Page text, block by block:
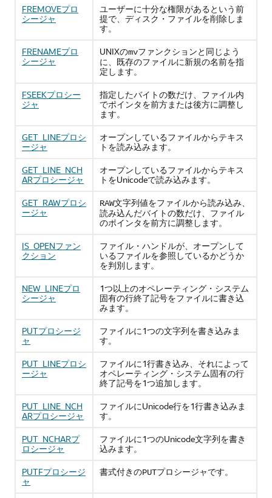
FREMOVEプロ
シージャ
ユーザーに十分な権限があるという前
提で、ディスク・ファイルを削除しま
す。
FRENAMEプロ
シージャ
UNIXのmvファンクションと同じよう
に、既存のファイルに新規の名前を指
定します。
FSEEKプロシー
ジャ
指定したバイトの数だけ、ファイル内
でポインタを前方または後方に調整し
ます。
GET_LINEプロシ
ージャ
オープンしているファイルからテキス
トを読み込みます。
GET_LINE_NCH
ARプロシージャ
オープンしているファイルからテキス
トをUnicodeで読み込みます。
GET_RAWプロシ
ージャ
RAW文字列値をファイルから読み込み、
読み込んだバイトの数だけ、ファイル
のポインタを前方に調整します。
IS_OPENファン
クション
ファイル・ハンドルが、オープンして
いるファイルを参照しているかどうか
を判別します。
NEW_LINEプロ
シージャ
1つ以上のオペレーティング・システム
固有の行終了記号をファイルに書き込
みます。
PUTプロシージ
ャ
ファイルに1つの文字列を書き込みま
す。
PUT_LINEプロシ
ージャ
ファイルに1行書き込み、それによって
オペレーティング・システム固有の行
終了記号を1つ追加します。
PUT_LINE_NCH
ARプロシージャ
ファイルにUnicode行を1行書き込みま
す。
PUT_NCHARプ
ロシージャ
ファイルに1つのUnicode文字列を書き
込みます。
PUTFプロシージ
ャ
書式付きのPUTプロシージャです。